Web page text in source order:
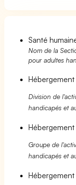
Santé
Nom de la
pour adultes
Division de
handicapés et
Hébergement
Groupe de
handicapés et
Hébergement